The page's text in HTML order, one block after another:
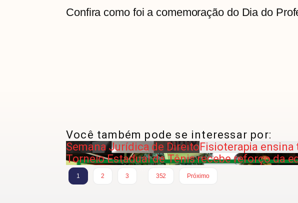
Confira como foi a comemoração do Dia do
Você também pode se interessar por:
Semana Jurídica de DireitoFisioterapia
Torneio Estadual de Tênis recebe reforço da
1 2 3
352
Próximo